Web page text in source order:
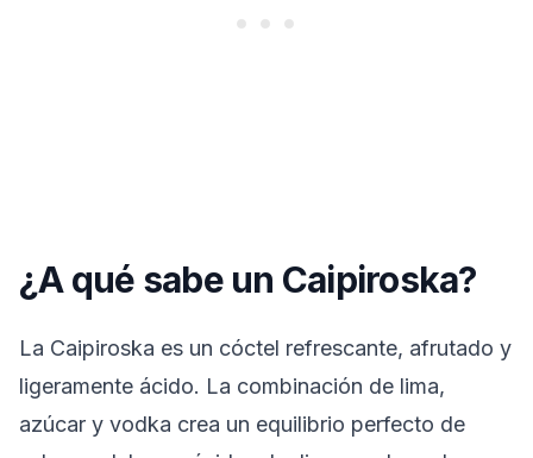
¿A qué sabe un Caipiroska?
La Caipiroska es un cóctel refrescante, afrutado y
ligeramente ácido. La combinación de lima,
azúcar y vodka crea un equilibrio perfecto de